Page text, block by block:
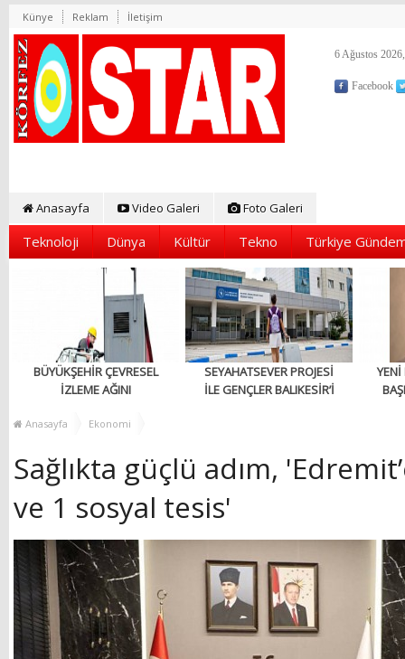
Künye Reklam İletişim
6 Ağustos
Facebook
Anasayfa Video Galeri Foto Galeri
Teknoloji Dünya Kültür Tekno Türkiye
BÜYÜKŞEHİR ÇEVRESEL
İZLEME AĞINI
SEYAHATSEVER PROJESİ
İLE GENÇLER BALIKESİR’İ
YENİ
Anasayfa Ekonomi
Sağlıkta güçlü adım,
ve 1 sosyal tesis'